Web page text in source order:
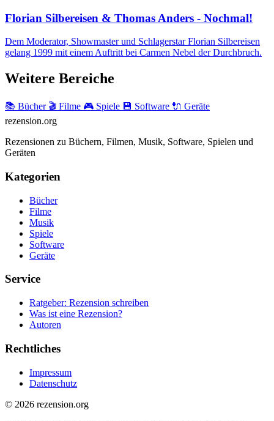
Florian Silbereisen & Thomas Anders - Nochmal!
Dem Moderator, Showmaster und Schlagerstar Florian Silbereisen
gelang 1999 mit einem Auftritt bei Carmen Nebel der Durchbruch.
Weitere Bereiche
📚 Bücher 🎬 Filme 🎮 Spiele 💾 Software 🔌 Geräte
rezension.org
Rezensionen zu Büchern, Filmen, Musik, Software, Spielen und
Geräten
Kategorien
Bücher
Filme
Musik
Spiele
Software
Geräte
Service
Ratgeber: Rezension schreiben
Was ist eine Rezension?
Autoren
Rechtliches
Impressum
Datenschutz
© 2026 rezension.org